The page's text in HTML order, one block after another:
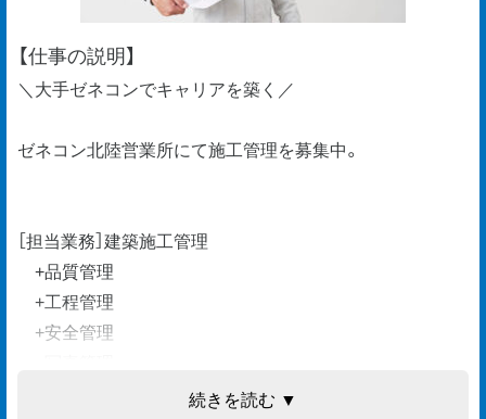
【仕事の説明】
＼大手ゼネコンでキャリアを築く／
ゼネコン北陸営業所にて施工管理を募集中。
［担当業務］建築施工管理
+品質管理
+工程管理
+安全管理
続きを読む ▼